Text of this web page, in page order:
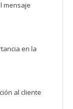
mensaje
en la
al cliente